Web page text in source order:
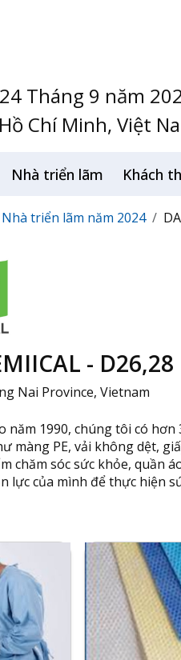
Tháng 9 năm
Chí Minh, Việt
Nhà triển lãm Khách
Nhà triển lãm năm 2024
- D26,28
Nai Province, Vietnam
năm 1990, chúng tôi có
màng PE, vải không dệt,
chăm sóc sức khỏe, quần
lực của mình để thực hiện